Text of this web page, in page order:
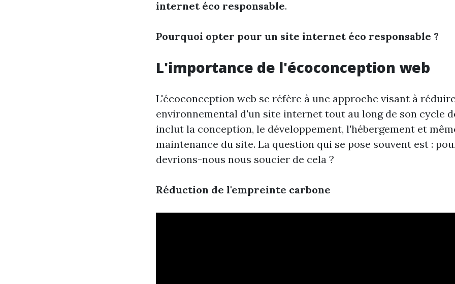
internet éco responsable.
Pourquoi opter pour un site internet éco responsable ?
L'importance de l'écoconception web
L'écoconception web se réfère à une approche visant à
environnemental d'un site internet tout au long de son cycle
inclut la conception, le développement, l'hébergement et
maintenance du site. La question qui se pose souvent est :
devrions-nous nous soucier de cela ?
Réduction de l'empreinte carbone